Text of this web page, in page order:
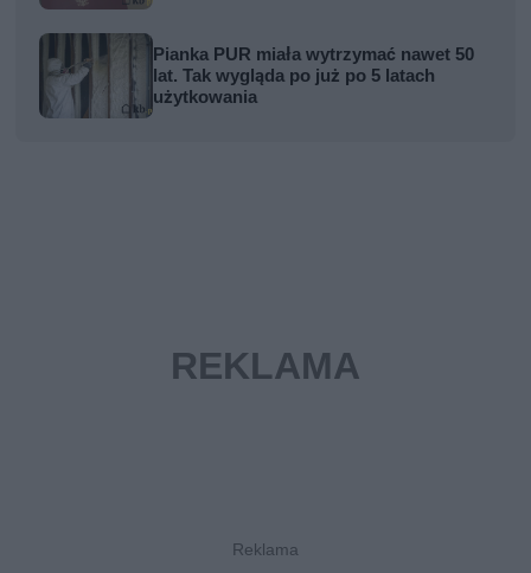
Pianka PUR miała wytrzymać nawet 50
lat. Tak wygląda po już po 5 latach
użytkowania